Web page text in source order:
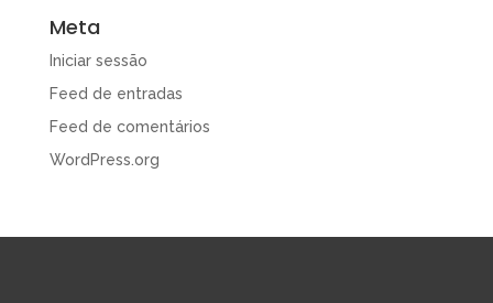
Meta
Iniciar sessão
Feed de entradas
Feed de comentários
WordPress.org